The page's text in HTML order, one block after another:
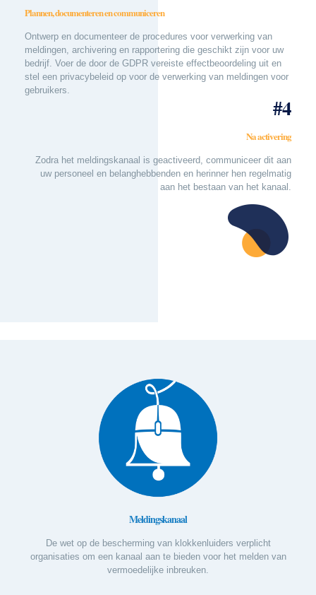
Plannen, documenteren en communiceren
Ontwerp en documenteer de procedures voor verwerking van
meldingen, archivering en rapportering die geschikt zijn voor uw
bedrijf. Voer de door de GDPR vereiste effectbeoordeling uit en
stel een privacybeleid op voor de verwerking van meldingen voor
gebruikers.
#4
Na activering
Zodra het meldingskanaal is geactiveerd, communiceer dit aan
uw personeel en belanghebbenden en herinner hen regelmatig
aan het bestaan van het kanaal.
Meldingskanaal
De wet op de bescherming van klokkenluiders verplicht
organisaties om een kanaal aan te bieden voor het melden van
vermoedelijke inbreuken.